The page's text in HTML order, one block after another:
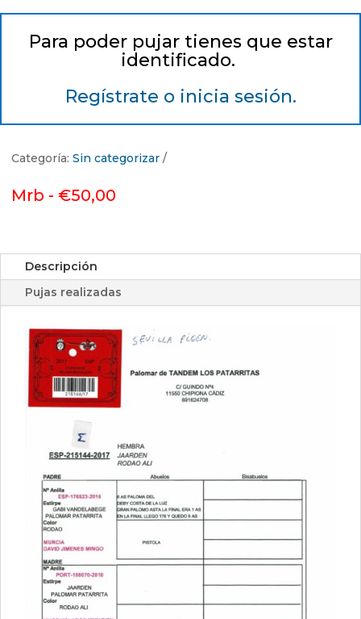
Para poder pujar tienes que estar
identificado.
Regístrate o inicia sesión.
Categoría: Sin categorizar
Mrb - €50,00
Descripción
Pujas realizadas